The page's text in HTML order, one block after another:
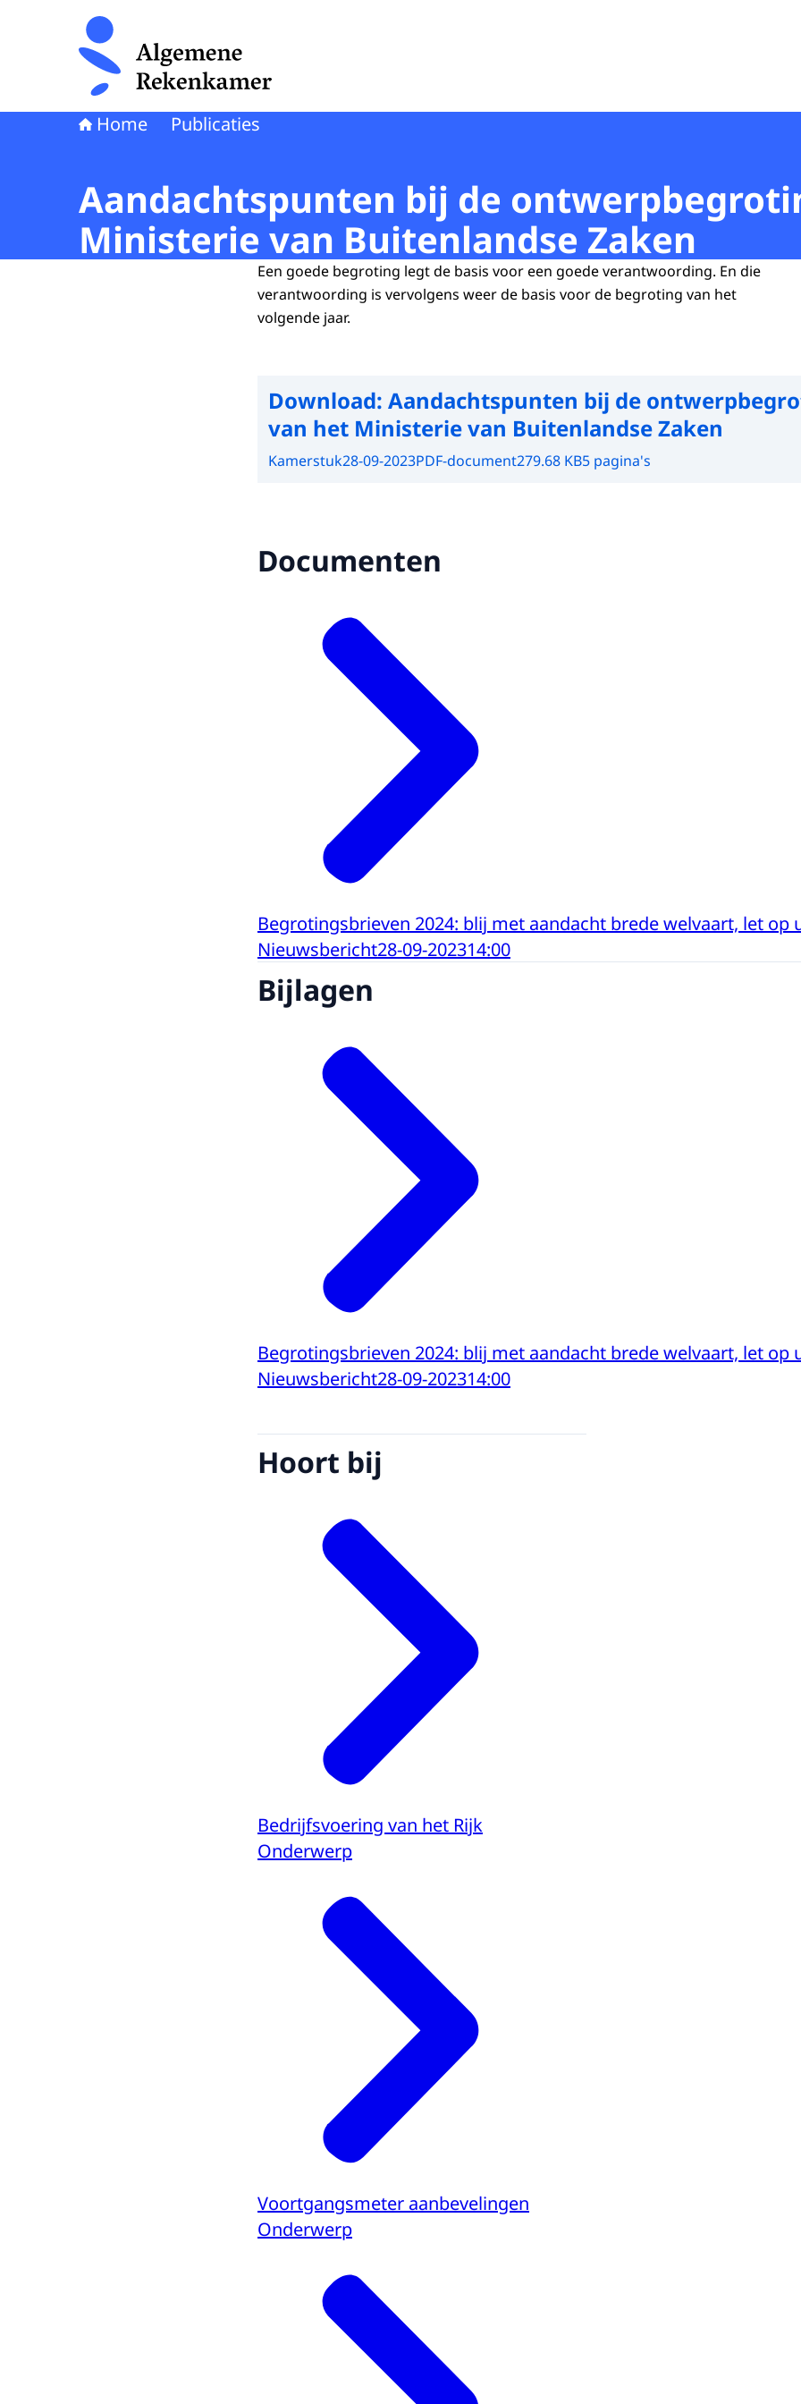
Naar de homepage van Algemene Rekenkamer
Home Publicaties
Aandachtspunten bij de
Ministerie van Buitenlandse Zaken
Een goede begroting legt de basis voor een goede verantwoording. En die
verantwoording is vervolgens weer de basis voor de begroting van het
volgende jaar.
Download: Aandachtspunten bij de
van het Ministerie van Buitenlandse Zaken
Kamerstuk28-09-2023PDF-document279.68 KB5 pagina's
Documenten
Begrotingsbrieven 2024: blij met aandacht brede welvaart, let op
Nieuwsbericht28-09-202314:00
Bijlagen
Begrotingsbrieven 2024: blij met aandacht brede welvaart, let op
Nieuwsbericht28-09-202314:00
Hoort bij
Bedrijfsvoering van het Rijk
Onderwerp
Voortgangsmeter aanbevelingen
Onderwerp